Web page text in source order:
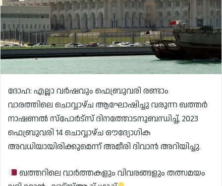
ദോഹ: എല്ലാ വർഷവും ഫെബ്രുവരി രണ്ടാം
വാരത്തിലെ ചൊവ്വാഴ്ച ആഘോഷിച്ചു വരുന്ന ഖത്തർ
നാഷണൽ സ്പോർട്സ് ദിനത്തോടനുബന്ധിച്ച്, 2023
ഫെബ്രുവരി 14 ചൊവ്വാഴ്ച ഔദ്യോഗിക
അവധിയായിരിക്കുമെന്ന് അമീരി ദിവാൻ അറിയിച്ചു.
ഖത്തറിലെ വാർത്തകളും വിവരങ്ങളും തത്സമയം